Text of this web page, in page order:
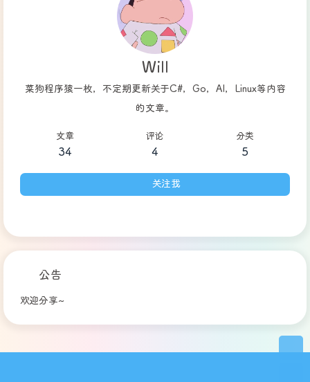
Will
菜狗程序猿一枚，不定期更新关于C#，Go，AI，Linux等内容
的文章。
文章
34
评论
4
分类
5
关注我
公告
欢迎分享~